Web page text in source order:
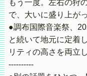
もう一度。左右の狩
で、大いに盛り上がっ
●調布国際音楽祭、
と続いて地元に定着
リティの高さを両立
----------